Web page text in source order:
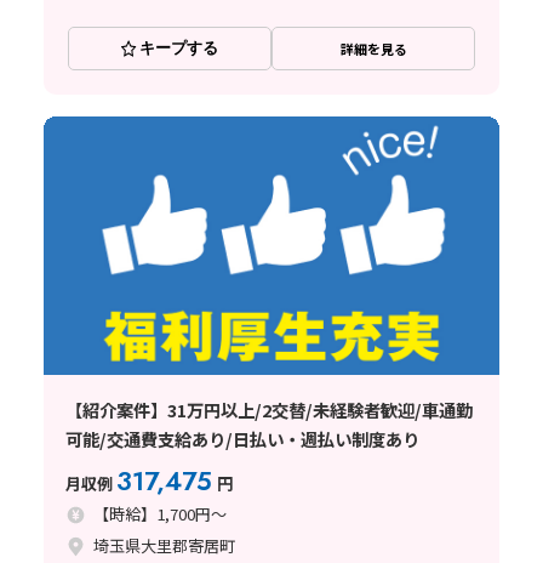
キープする 詳細を見る
【紹介案件】31万円以上/2交替/未経験者歓迎/車通勤
可能/交通費支給あり/日払い・週払い制度あり
月収例 317,475 円
【時給】1,700円～
埼玉県大里郡寄居町